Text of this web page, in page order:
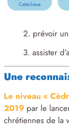
2. prévoir un
3. assister
Une
Le niveau «
2019par le
chrétiennes de la